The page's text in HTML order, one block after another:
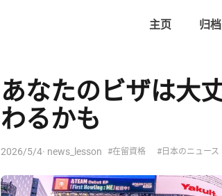
主页 归档
あなたのビザは大
わるかも
2026/5/4· news_lesson #在留資格 #日本のニュース